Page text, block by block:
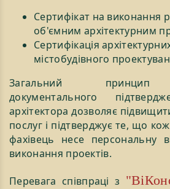
Сертифікат на виконання
об'ємним архітектурним
Сертифікація
містобудівного
Загальний принцип
документального
архітектора дозволяє
послуг і підтверджує те, що
фахівець несе персональну
виконання проектів.
Перевага співпраці з